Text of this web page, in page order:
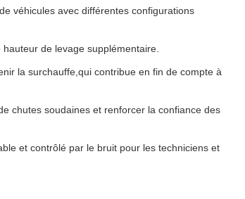
véhicules avec différentes configurations
de levage supplémentaire.
la surchauffe,qui contribue en fin de compte à
chutes soudaines et renforcer la confiance des
et contrôlé par le bruit pour les techniciens et